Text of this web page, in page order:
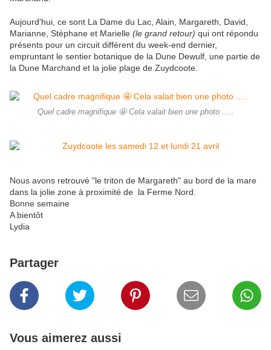
Aujourd'hui, ce sont La Dame du Lac, Alain, Margareth, David,
Marianne, Stéphane et Marielle (le grand retour) qui ont répondu
présents pour un circuit différent du week-end dernier,
empruntant le sentier botanique de la Dune Dewulf, une partie de
la Dune Marchand et la jolie plage de Zuydcoote.
Quel cadre magnifique 🤩 Cela valait bien une photo .....
Nous avons retrouvé "le triton de Margareth" au bord de la mare
dans la jolie zone à proximité de la Ferme Nord.
Bonne semaine
A bientôt
Lydia
Partager
Vous aimerez aussi